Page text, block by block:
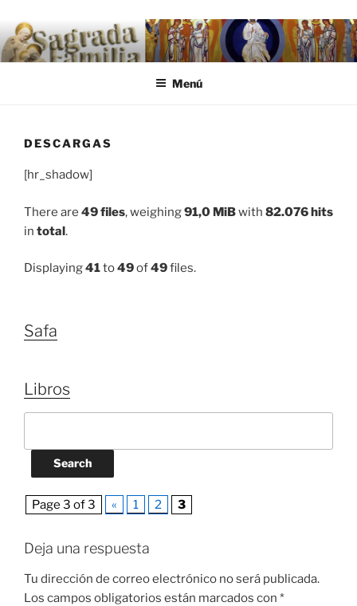
.
Menú
DESCARGAS
[hr_shadow]
There are 49 files, weighing91,0 MiBwith 82.076 hits
in total.
Displaying41to49of49files.
Safa
Libros
Page 3 of 3 « 1 2 3
Deja una respuesta
Tu dirección de correo electrónico no será publicada.
Los campos obligatorios están marcados con *